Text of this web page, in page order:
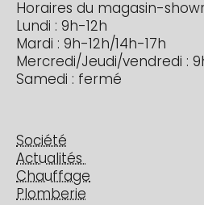
Horaires du magasin-
Lundi : 9h-12h
Mardi : 9h-12h/14h-17h
Mercredi/Jeudi/vendredi :
Samedi : fermé
Société
Actualités
Chauffage
Plomberie